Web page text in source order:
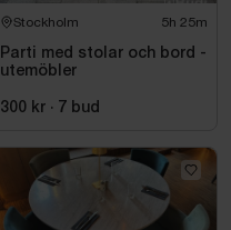
Stockholm 5h 25m
Parti med stolar och bord -
utemöbler
300 kr · 7 bud